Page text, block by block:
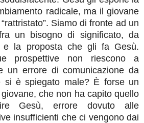
radicale, ma il giovane
Siamo di fronte ad un
un bisogno di significato, da
e la proposta che gli fa Gesù.
prospettive non riescono a
un errore di comunicazione da
si è spiegato male? È forse un
che non ha capito quello
Gesù, errore dovuto alle
insufficienti che ci vengono dai